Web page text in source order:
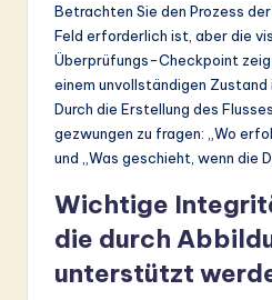
Betrachten Sie den Prozess
Feld erforderlich ist, aber die
Überprüfungs-Checkpoint
einem unvollständigen Zustand
Durch die Erstellung des
gezwungen zu fragen: „Wo
und „Was geschieht, wenn die
Wichtige
die durch
unterstützt